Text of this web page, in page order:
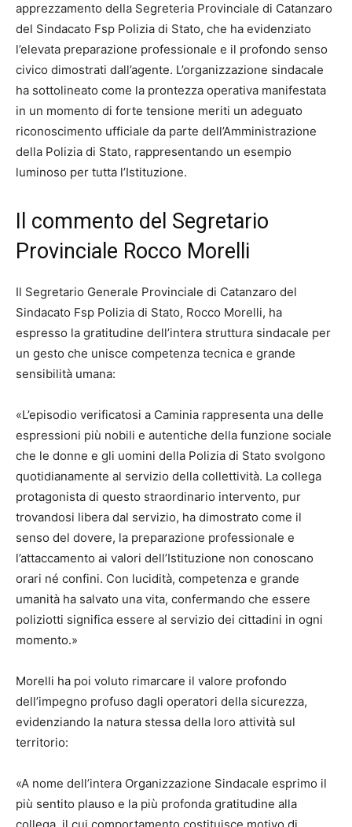
apprezzamento della Segreteria Provinciale di Catanzaro
del Sindacato Fsp Polizia di Stato, che ha evidenziato
l’elevata preparazione professionale e il profondo senso
civico dimostrati dall’agente. L’organizzazione sindacale
ha sottolineato come la prontezza operativa manifestata
in un momento di forte tensione meriti un adeguato
riconoscimento ufficiale da parte dell’Amministrazione
della Polizia di Stato, rappresentando un esempio
luminoso per tutta l’Istituzione.
Il commento del Segretario
Provinciale Rocco Morelli
Il Segretario Generale Provinciale di Catanzaro del
Sindacato Fsp Polizia di Stato, Rocco Morelli, ha
espresso la gratitudine dell’intera struttura sindacale per
un gesto che unisce competenza tecnica e grande
sensibilità umana:
«L’episodio verificatosi a Caminia rappresenta una delle
espressioni più nobili e autentiche della funzione sociale
che le donne e gli uomini della Polizia di Stato svolgono
quotidianamente al servizio della collettività. La collega
protagonista di questo straordinario intervento, pur
trovandosi libera dal servizio, ha dimostrato come il
senso del dovere, la preparazione professionale e
l’attaccamento ai valori dell’Istituzione non conoscano
orari né confini. Con lucidità, competenza e grande
umanità ha salvato una vita, confermando che essere
poliziotti significa essere al servizio dei cittadini in ogni
momento.»
Morelli ha poi voluto rimarcare il valore profondo
dell’impegno profuso dagli operatori della sicurezza,
evidenziando la natura stessa della loro attività sul
territorio:
«A nome dell’intera Organizzazione Sindacale esprimo il
più sentito plauso e la più profonda gratitudine alla